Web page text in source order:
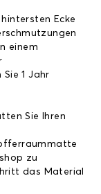
Ecke
einem
1 Jahr
Sie Ihren
zu
das Material